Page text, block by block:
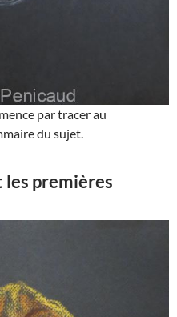
par tracer au
du sujet.
premières